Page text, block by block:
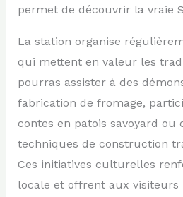
permet de découvrir la vraie
La station organise
qui mettent en valeur les
pourras assister à des
fabrication de fromage,
contes en patois savoyard ou
techniques de construction
Ces initiatives culturelles
locale et offrent aux visiteurs